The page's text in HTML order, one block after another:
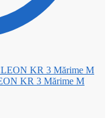
KR 3 Mărime M